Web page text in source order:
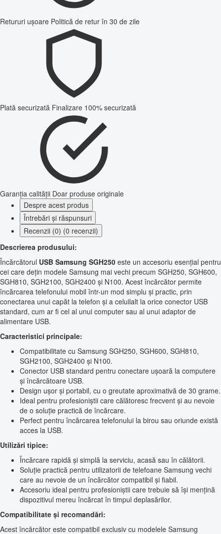
Retururi ușoare Politică de retur în 30 de zile
Plată securizată Finalizare 100% securizată
Garanția calității Doar produse originale
Despre acest produs
Întrebări și răspunsuri
Recenzii (0) (0 recenzii)
Descrierea produsului:
Încărcătorul USB Samsung SGH250 este un accesoriu esențial pentru
cei care dețin modele Samsung mai vechi precum SGH250, SGH600,
SGH810, SGH2100, SGH2400 și N100. Acest încărcător permite
încărcarea telefonului mobil într-un mod simplu și practic, prin
conectarea unui capăt la telefon și a celuilalt la orice conector USB
standard, cum ar fi cel al unui computer sau al unui adaptor de
alimentare USB.
Caracteristici principale:
Compatibilitate cu Samsung SGH250, SGH600, SGH810,
SGH2100, SGH2400 și N100.
Conector USB standard pentru conectare ușoară la computere
și încărcătoare USB.
Design ușor și portabil, cu o greutate aproximativă de 30 grame.
Ideal pentru profesioniștii care călătoresc frecvent și au nevoie
de o soluție practică de încărcare.
Perfect pentru încărcarea telefonului la birou sau oriunde există
acces la USB.
Utilizări tipice:
Încărcare rapidă și simplă la serviciu, acasă sau în călătorii.
Soluție practică pentru utilizatorii de telefoane Samsung vechi
care au nevoie de un încărcător compatibil și fiabil.
Accesoriu ideal pentru profesioniștii care trebuie să își mențină
dispozitivul mereu încărcat în timpul deplasărilor.
Compatibilitate și recomandări:
Acest încărcător este compatibil exclusiv cu modelele Samsung